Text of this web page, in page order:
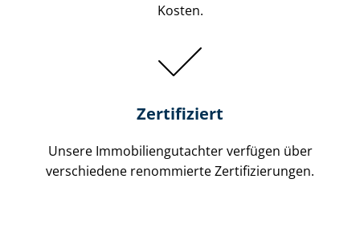
Kosten.
Zertifiziert
Unsere Immobilien­gutachter verfügen über
verschiedene renommierte Zer­ti­fi­zie­run­gen.